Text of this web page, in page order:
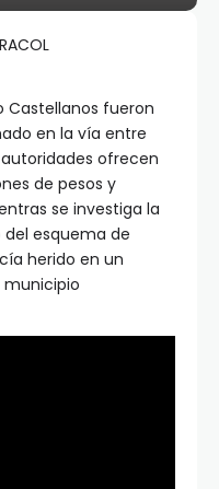
Castellanos fueron
en la vía entre
ofrecen
de pesos y
se investiga la
esquema de
herido en un